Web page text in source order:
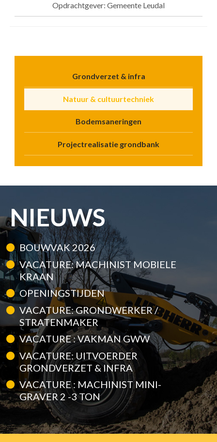
Opdrachtgever: Gemeente Leudal
Grondverzet & infra
Natuur & cultuurtechniek
Bodemsaneringen
Projectrealisatie grondbank
NIEUWS
BOUWVAK 2026
VACATURE: MACHINIST MOBIELE
KRAAN
OPENINGSTIJDEN
VACATURE: GRONDWERKER /
STRATENMAKER
VACATURE : VAKMAN GWW
VACATURE: UITVOERDER
GRONDVERZET & INFRA
VACATURE : MACHINIST MINI-
GRAVER 2 -3 TON